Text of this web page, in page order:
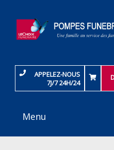
APPELEZ-NOUS
7J/7 24H/24
Menu